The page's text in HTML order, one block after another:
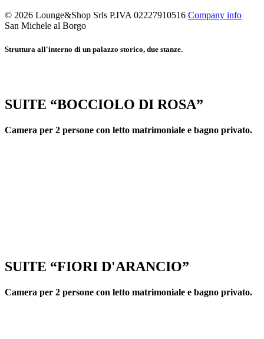
© 2026 Lounge&Shop Srls P.IVA 02227910516 Company info
San Michele al Borgo
Struttura all'interno di un palazzo storico, due stanze.
SUITE “BOCCIOLO DI ROSA”
Camera per 2 persone con letto matrimoniale e bagno privato.
SUITE “FIORI D'ARANCIO”
Camera per 2 persone con letto matrimoniale e bagno privato.